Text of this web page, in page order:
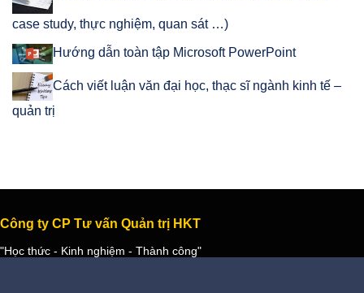
case study, thực nghiệm, quan sát …)
Hướng dẫn toàn tập Microsoft PowerPoint
Cách viết luận văn đại học, thạc sĩ ngành kinh tế –
quản trị
Công ty CP Tư vấn Quản trị HKT
"Học thức - Kinh nghiệm - Thành công"